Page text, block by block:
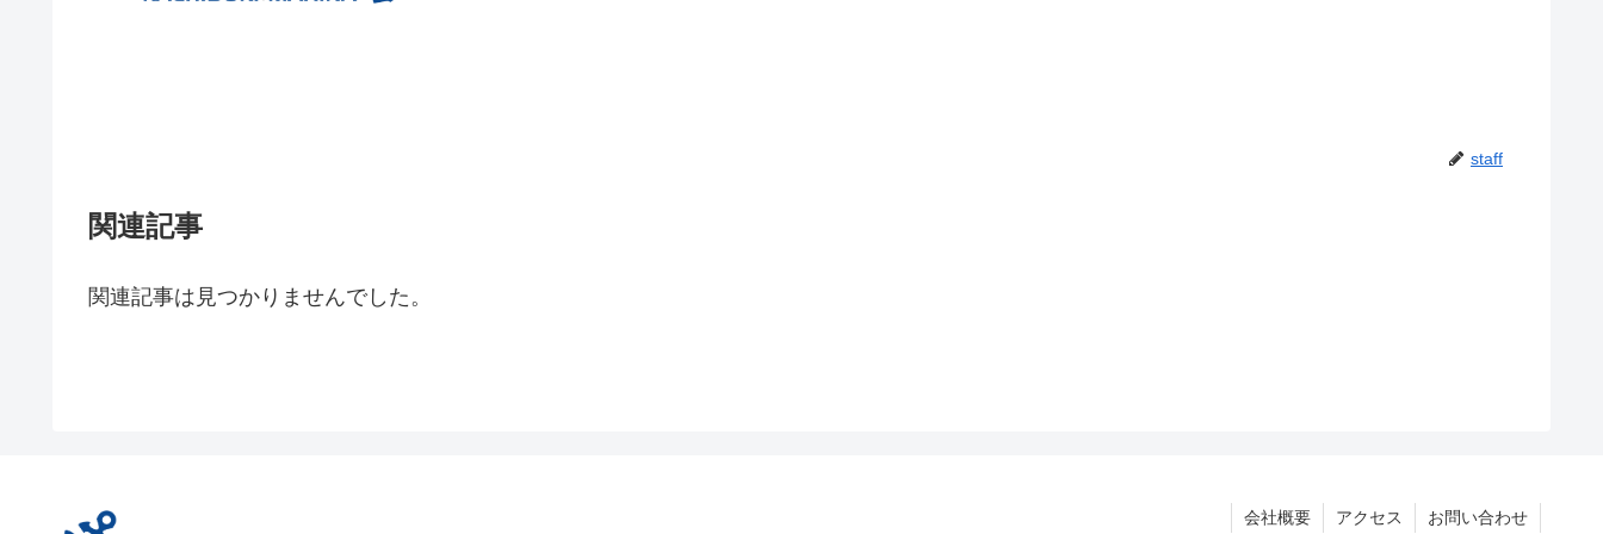
staff
関連記事
関連記事は見つかりませんでした。
会社概要 アクセス お問い合わせ